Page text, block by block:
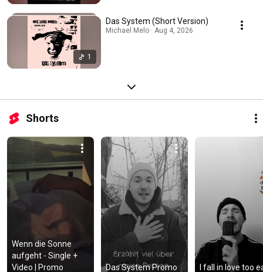
1
Das System (Short Version)
Michael Melo · Aug 4, 2026
Shorts
Wenn die Sonne
aufgeht - Single +
Video | Promo
Das System Promo I fall in love too